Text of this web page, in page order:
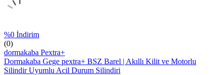
%0 İndirim
(0)
dormakaba Pextra+
Dormakaba Gege pextra+ BSZ Barel | Akıllı Kilit ve Motorlu
Silindir Uyumlu Acil Durum Silindiri